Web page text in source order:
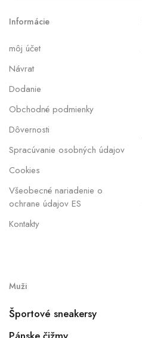
Informácie
môj účet
Návrat
Dodanie
Obchodné podmienky
Dôvernosti
Spracúvanie osobných údajov
Cookies
Všeobecné nariadenie o
ochrane údajov ES
Kontakty
Muži
Športové sneakersy